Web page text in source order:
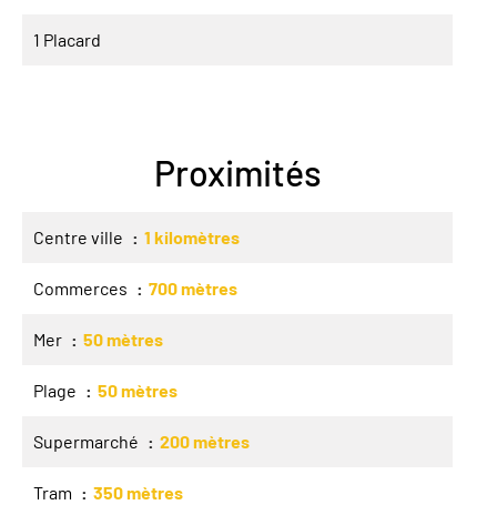
1 Placard
Proximités
Centre ville 1 kilomètres
Commerces 700 mètres
Mer 50 mètres
Plage 50 mètres
Supermarché 200 mètres
Tram 350 mètres